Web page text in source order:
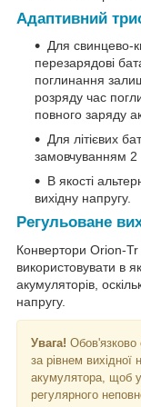
Адаптивний
Для свинцево-
перезарядові
поглинання
розряду час
повного заряду
Для літієвих
замовчуванням 2
В якості
вихідну напругу.
Регульоване
Конвертори Orion-
використовувати в
акумуляторів,
напругу.
Увага! Обов'язково
за рівнем вихідної
акумулятора, щоб
регулярного